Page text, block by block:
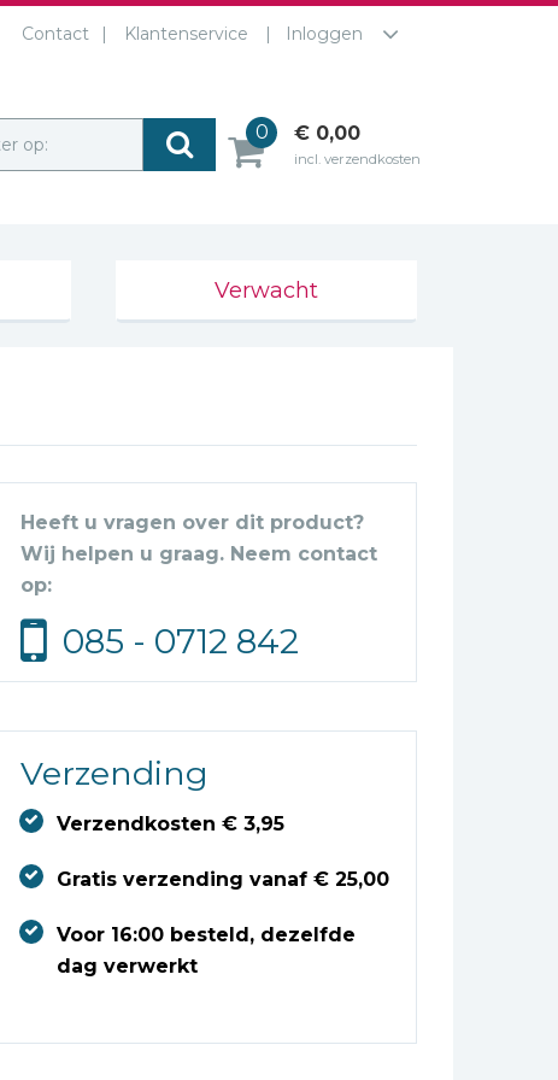
Contact Klantenservice Inloggen
op:
0 € 0,00
incl. verzendkosten
Verwacht
Heeft u vragen over dit product?
Wij helpen u graag. Neem contact
op:
085 - 0712 842
Verzending
Verzendkosten € 3,95
Gratis verzending vanaf € 25,00
Voor 16:00 besteld, dezelfde
dag verwerkt